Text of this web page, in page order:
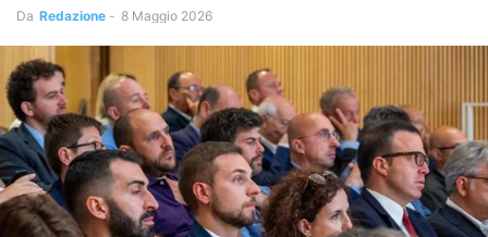
Da Redazione - 8 Maggio 2026